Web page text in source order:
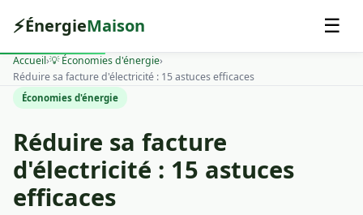
⚡ÉnergieMaison ☰
Accueil›💡 Économies d'énergie›
Réduire sa facture d'électricité : 15 astuces efficaces
Économies d'énergie
Réduire sa facture
d'électricité : 15 astuces
efficaces